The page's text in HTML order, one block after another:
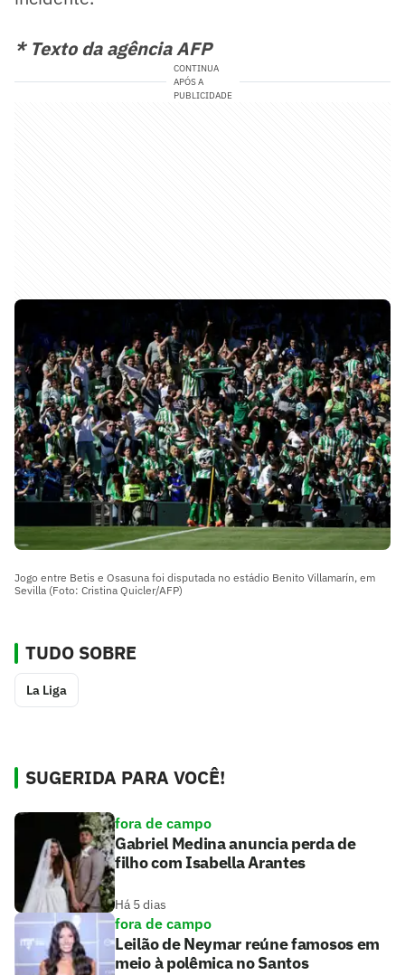
* Texto da agência AFP
CONTINUA
APÓS A
PUBLICIDADE
Jogo entre Betis e Osasuna foi disputada no estádio Benito Villamarín, em
Sevilla (Foto: Cristina Quicler/AFP)
TUDO SOBRE
La Liga
SUGERIDA PARA VOCÊ!
fora de campo
Gabriel Medina anuncia perda de
filho com Isabella Arantes
Há 5 dias
fora de campo
Leilão de Neymar reúne famosos em
meio à polêmica no Santos